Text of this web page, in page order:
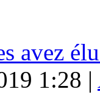
avez
1:28 |